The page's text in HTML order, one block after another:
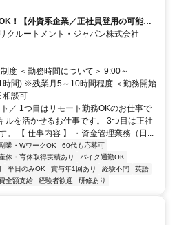
！【外資系企業／正社員登用の可能性
務OK】経理財務
クルートメント・ジャパン株式会社
度 ＜勤務時間について＞ 9:00～
時間) ※残業月5～10時間程度 ＜勤務開始
相談可
／ 1つ目はリモート勤務OKのお仕事で
ルを活かせるお仕事です。 3つ目は正社
。 【 仕事内容 】 ・資金管理業務（日...
業・WワークOK
60代も応募可
産休・育休取得実績あり
バイク通勤OK
平日のみOK 賞与年1回あり 経験不問
英語
全額支給 経験者歓迎 研修あり